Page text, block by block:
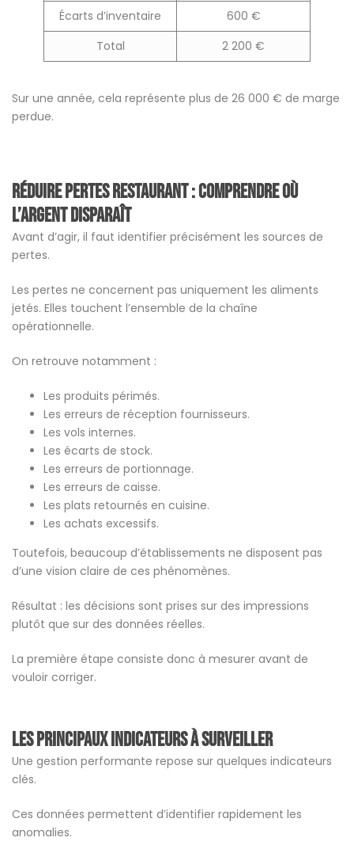
Écarts d’inventaire
600 €
Total
2 200 €
Sur une année, cela représente plus de 26 000 € de marge
perdue.
Réduire pertes restaurant : comprendre où
l’argent disparaît
Avant d’agir, il faut identifier précisément les sources de
pertes.
Les pertes ne concernent pas uniquement les aliments
jetés. Elles touchent l’ensemble de la chaîne
opérationnelle.
On retrouve notamment :
Les produits périmés.
Les erreurs de réception fournisseurs.
Les vols internes.
Les écarts de stock.
Les erreurs de portionnage.
Les erreurs de caisse.
Les plats retournés en cuisine.
Les achats excessifs.
Toutefois, beaucoup d’établissements ne disposent pas
d’une vision claire de ces phénomènes.
Résultat : les décisions sont prises sur des impressions
plutôt que sur des données réelles.
La première étape consiste donc à mesurer avant de
vouloir corriger.
Les principaux indicateurs à surveiller
Une gestion performante repose sur quelques indicateurs
clés.
Ces données permettent d’identifier rapidement les
anomalies.